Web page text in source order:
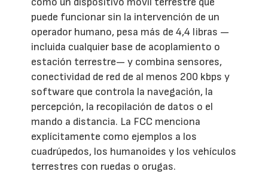
puede funcionar sin la intervención de un
operador humano, pesa más de 4,4 libras —
incluida cualquier base de acoplamiento o
estación terrestre— y combina sensores,
conectividad de red de al menos 200 kbps y
software que controla la navegación, la
percepción, la recopilación de datos o el
mando a distancia. La FCC menciona
explícitamente como ejemplos a los
cuadrúpedos, los humanoides y los vehículos
terrestres con ruedas o orugas.